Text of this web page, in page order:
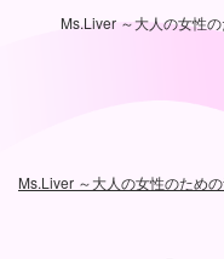
Ms.Liver ～大人の女性
Ms.Liver ～大人の女性のため